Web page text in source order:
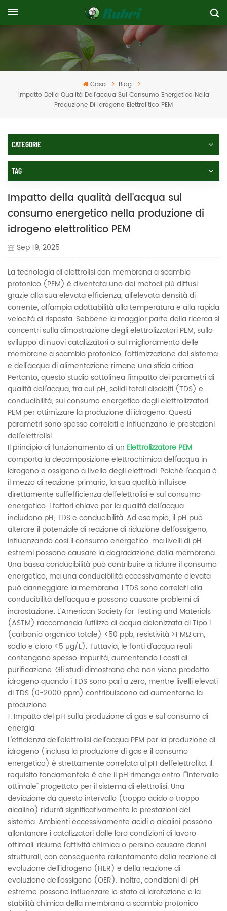
Casa
Blog
Impatto Della Qualità Dell'acqua Sul Consumo Energetico Nella
Produzione Di Idrogeno Elettrolitico PEM
CATEGORIE
TAG
Impatto della qualità dell'acqua sul
consumo energetico nella produzione di
idrogeno elettrolitico PEM
Sep 19, 2025
La tecnologia di elettrolisi con membrana a scambio
protonico (PEM) è diventata uno dei metodi più diffusi
grazie alla sua elevata efficienza, all'elevata densità di
corrente, all'ampia adattabilità alla temperatura e alla rapida
velocità di risposta. Sebbene la maggior parte della ricerca si
concentri sulla dimostrazione degli elettrolizzatori PEM, sullo
sviluppo di nuovi catalizzatori o sul miglioramento delle
membrane a scambio protonico, l'ottimizzazione del sistema
e dell'acqua di alimentazione rimane una sfida critica.
Pertanto, questo studio sottolinea l'impatto dei parametri di
qualità dell'acqua, tra cui pH, solidi totali disciolti (TDS) e
conducibilità, sul consumo energetico degli elettrolizzatori
PEM per ottimizzare la produzione di idrogeno. Questi
parametri sono spesso correlati e influenzano le prestazioni
dell'elettrolisi.
Il principio di funzionamento di un Elettrolizzatore PEM
comporta la decomposizione elettrochimica dell'acqua in
idrogeno e ossigeno a livello degli elettrodi. Poiché l'acqua è
il mezzo di reazione primario, la sua qualità influisce
direttamente sull'efficienza dell'elettrolisi e sul consumo
energetico. I fattori chiave per la qualità dell'acqua
includono pH, TDS e conducibilità. Ad esempio, il pH può
alterare il potenziale di reazione di riduzione dell'ossigeno,
influenzando così il consumo energetico, ma livelli di pH
estremi possono causare la degradazione della membrana.
Una bassa conducibilità può contribuire a ridurre il consumo
energetico, ma una conducibilità eccessivamente elevata
può danneggiare la membrana. I TDS sono correlati alla
conducibilità dell'acqua e possono causare problemi di
incrostazione. L'American Society for Testing and Materials
(ASTM) raccomanda l'utilizzo di acqua deionizzata di Tipo I
(carbonio organico totale) <50 ppb, resistività >1 MΩ·cm,
sodio e cloro <5 µg/L). Tuttavia, le fonti d'acqua reali
contengono spesso impurità, aumentando i costi di
purificazione. Gli studi dimostrano che non viene prodotto
idrogeno quando i TDS sono pari a zero, mentre livelli elevati
di TDS (0-2000 ppm) contribuiscono ad aumentarne la
produzione.
1. Impatto del pH sulla produzione di gas e sul consumo di
energia
L'efficienza dell'elettrolisi dell'acqua PEM per la produzione di
idrogeno (inclusa la produzione di gas e il consumo
energetico) è strettamente correlata al pH dell'elettrolita. Il
requisito fondamentale è che il pH rimanga entro l'"intervallo
ottimale" progettato per il sistema di elettrolisi. Una
deviazione da questo intervallo (troppo acido o troppo
alcalino) ridurrà significativamente le prestazioni del
sistema. Ambienti eccessivamente acidi o alcalini possono
allontanare i catalizzatori dalle loro condizioni di lavoro
ottimali, ridurne l'attività chimica o persino causare danni
strutturali, con conseguente rallentamento della reazione di
evoluzione dell'idrogeno (HER) e della reazione di
evoluzione dell'ossigeno (OER). Inoltre, condizioni di pH
estreme possono influenzare lo stato di idratazione e la
stabilità chimica della membrana a scambio protonico